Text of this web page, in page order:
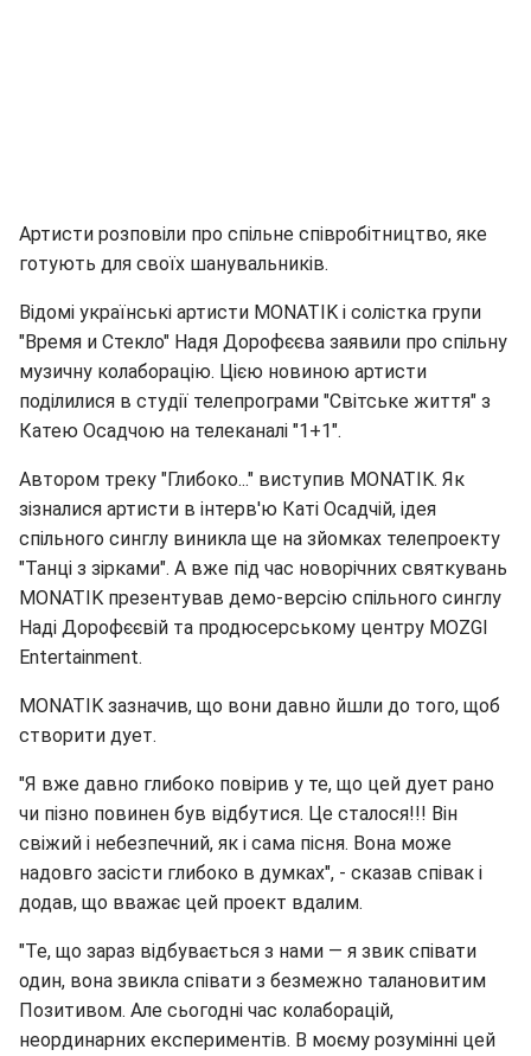
Артисти розповіли про спільне співробітництво, яке
готують для своїх шанувальників.
Відомі українські артисти MONATIK і солістка групи
"Время и Стекло" Надя Дорофєєва заявили про спільну
музичну колаборацію. Цією новиною артисти
поділилися в студії телепрограми "Світське життя" з
Катею Осадчою на телеканалі "1+1".
Автором треку "Глибоко..." виступив MONATIK. Як
зізналися артисти в інтерв'ю Каті Осадчій, ідея
спільного синглу виникла ще на зйомках телепроекту
"Танці з зірками". А вже під час новорічних святкувань
MONATIK презентував демо-версію спільного синглу
Наді Дорофєєвій та продюсерському центру MOZGI
Entertainment.
MONATIK зазначив, що вони давно йшли до того, щоб
створити дует.
"Я вже давно глибоко повірив у те, що цей дует рано
чи пізно повинен був відбутися. Це сталося!!! Він
свіжий і небезпечний, як і сама пісня. Вона може
надовго засісти глибоко в думках", - сказав співак і
додав, що вважає цей проект вдалим.
"Те, що зараз відбувається з нами — я звик співати
один, вона звикла співати з безмежно талановитим
Позитивом. Але сьогодні час колаборацій,
неординарних експериментів. В моєму розумінні цей